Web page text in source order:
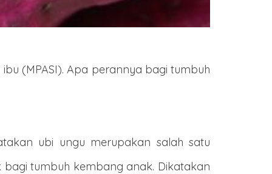
(MPASI). Apa perannya bagi tumbuh
ubi ungu merupakan salah satu
tumbuh kembang anak. Dikatakan